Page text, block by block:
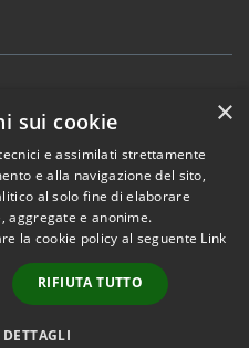
Cookie
Mappa del sito
accessibilità
Pistoiese • Powered by
redazione
×
sui cookie
e assimilati strettamente
e alla navigazione del sito,
al solo fine di elaborare
aggregate e anonime.
la cookie policy al seguente Link
RIFIUTA TUTTO